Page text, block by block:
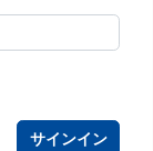
サインイン